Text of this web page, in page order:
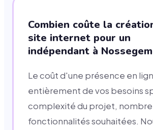
Combien coûte la
site internet pour un
indépendant à
Le coût d'une présence en
entièrement de vos besoins
complexité du projet, nombre
fonctionnalités souhaitées.